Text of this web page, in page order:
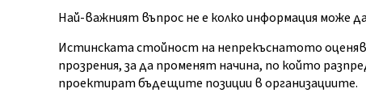
Най-важният въпрос не е колко информация може
Истинската стойност на непрекъснатото
прозрения, за да променят начина, по който
проектират бъдещите позиции в организациите.